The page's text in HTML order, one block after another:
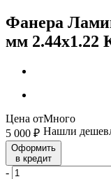
Фанера
мм 2.44х1.22
Цена от
5 000 ₽
Оформить
в кредит
Много
Нашли
-